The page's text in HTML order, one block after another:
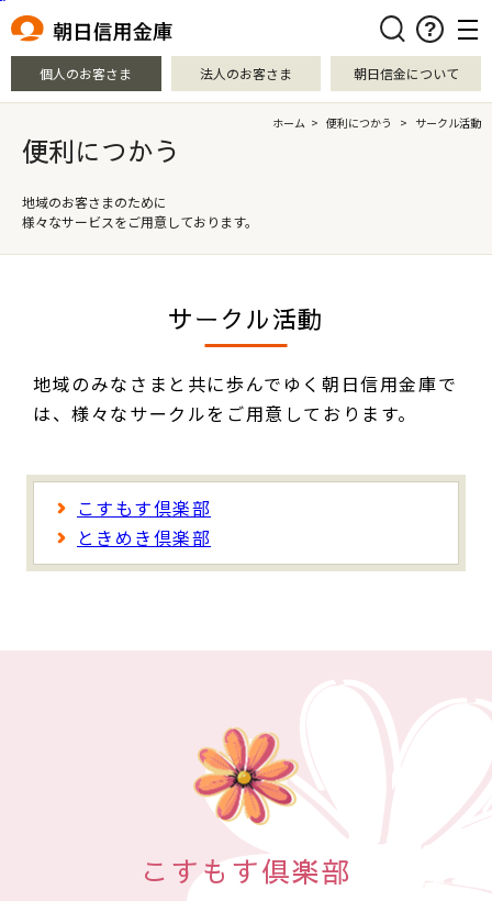
検索
個人のお客さま 法人のお客さま 朝日信金について
ホーム > 便利につかう > サークル活動
便利につかう
地域のお客さまのために
様々なサービスをご用意しております。
サークル活動
地域のみなさまと共に歩んでゆく朝日信用金庫で
は、様々なサークルをご用意しております。
こすもす倶楽部
ときめき倶楽部
こすもす倶楽部